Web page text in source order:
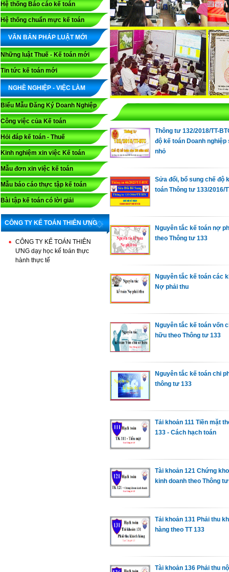
Hệ thống Báo cáo kế toán
Hệ thống chuẩn mực kế toán
VĂN BẢN PHÁP LUẬT MỚI
Những luật Thuế - Kế toán mới
Tin tức kế toán mới
NGHỀ NGHIỆP - VIỆC LÀM
Biểu Mẫu Đăng Ký Doanh Nghiệp
Công việc của Kế toán
Hỏi đáp kế toán - Thuế
Kinh nghiệm xin việc Kế toán
Mẫu đơn xin việc kế toán
Mẫu báo cáo thực tập kế toán
Bài tập kế toán có lời giải
CÔNG TY KẾ TOÁN THIÊN ƯNG
CÔNG TY KẾ TOÁN THIÊN
ƯNG dạy học kế toán thực
hành thực tế
Thông tư 132/2018/TT-
độ kế toán Doanh nghiệp
nhỏ
Sửa đổi, bổ sung chế độ
toán Thông tư 133/2016/
Nguyên tắc kế toán nợ
theo Thông tư 133
Nguyên tắc kế toán các
Nợ phải thu
Nguyên tắc kế toán vốn
hữu theo Thông tư 133
Nguyên tắc kế toán chi
thông tư 133
Tải khoản 111 Tiền mặt
133 - Cách hạch toán
Tài khoản 121 Chứng
kinh doanh theo Thông
Tải khoản 131 Phải thu
hàng theo TT 133
Tài khoản 136 Phải thu